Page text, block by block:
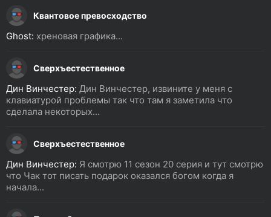
Квантовое превосходство
Ghost: хреновая графика...
Сверхъестественное
Дин Винчестер: Дин Винчестер, извините у меня с
клавиатурой проблемы так что там я заметила что
сделала некоторых...
Сверхъестественное
Дин Винчестер: Я смотрю 11 сезон 20 серия и тут смотрю
что Чак тот писать подарок оказался богом когда я
начала...